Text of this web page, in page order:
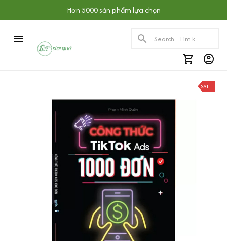
Hơn 5000 sản phẩm lựa chọn
SALE